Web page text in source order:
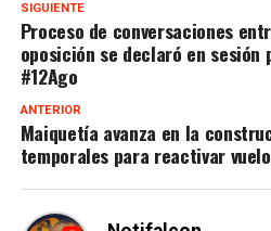
SIGUIENTE
Proceso de conversaciones
oposición se declaró en sesión
#12Ago
ANTERIOR
Maiquetía avanza en la
temporales para reactivar